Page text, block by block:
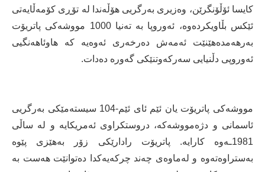
کایسا ئۆڵۆنگرێن، وەزیری بەرگریی هۆڵەندا لە تۆڕی کۆمەڵایەتی
ئێکس بڵاویکردەوە، ئەوروپا بە تەنیا 1000 مووشەکی پاتریۆت
بەرهەمدەهێنێت ئەمەش دەرخەری ئەوەیە کە هاوئاهەنگیی
ئەوروپی دڵنیایی سەرکەوتنێکی گەورە دەدات.
مووشەکی پاتریۆت یان ئێم ئای ئێم-104 سیستەمێکی بەرگریی
ئاسمانی و دژەمووشەکە، دروستکراوی ئەمریکایە و لە ساڵی
1981ـەوە کارایە. پاتریۆت رادارێکی زۆر بەهێزی پێوە
بەستراوەتەوە و لەماوەی چەند چرکەیەکدا دەتوانێت هەست بە